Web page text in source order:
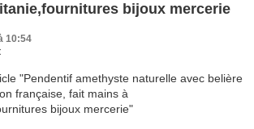
bijoux mercerie
10:54